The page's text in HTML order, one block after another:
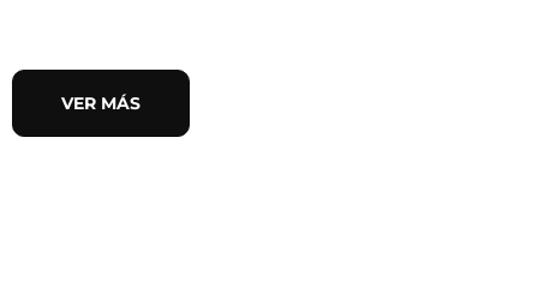
VER MÁS